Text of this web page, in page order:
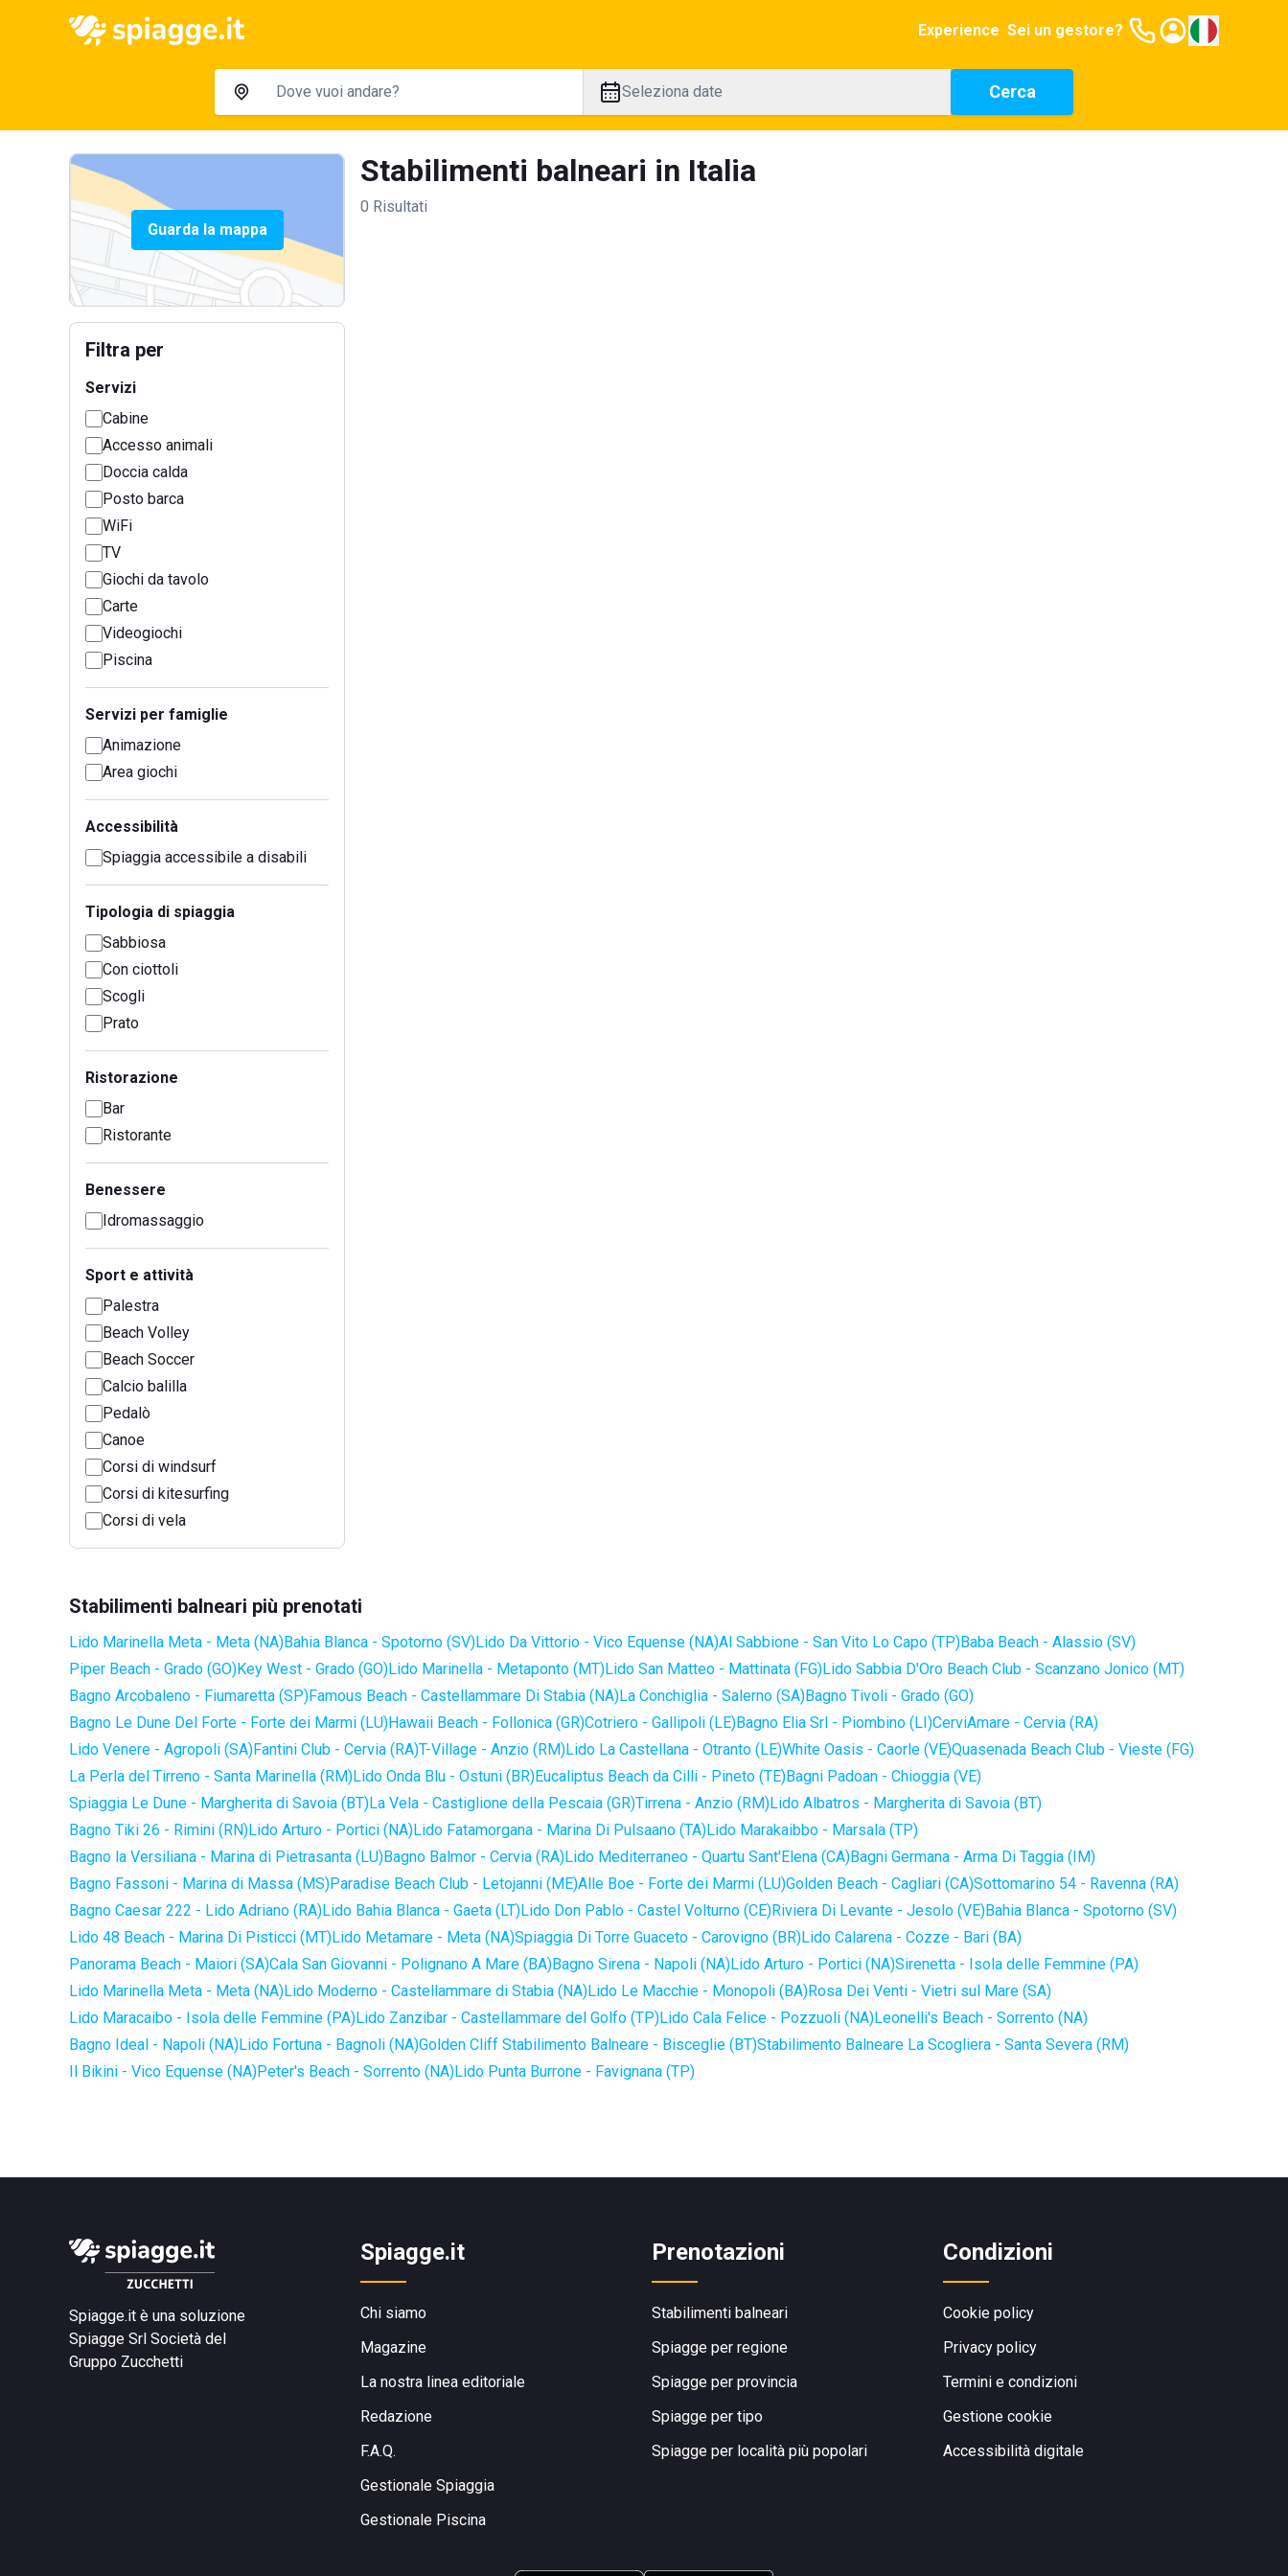
Experience Sei un gestore?
Seleziona date Cerca
Guarda la mappa
Filtra per
Servizi
Cabine
Accesso animali
Doccia calda
Posto barca
WiFi
TV
Giochi da tavolo
Carte
Videogiochi
Piscina
Servizi per famiglie
Animazione
Area giochi
Accessibilità
Spiaggia accessibile a disabili
Tipologia di spiaggia
Sabbiosa
Con ciottoli
Scogli
Prato
Ristorazione
Bar
Ristorante
Benessere
Idromassaggio
Sport e attività
Palestra
Beach Volley
Beach Soccer
Calcio balilla
Pedalò
Canoe
Corsi di windsurf
Corsi di kitesurfing
Corsi di vela
Stabilimenti balneari in Italia
0 Risultati
Stabilimenti balneari più prenotati
Lido Marinella Meta - Meta (NA)Bahia Blanca - Spotorno (SV)Lido Da Vittorio - Vico Equense (NA)Al Sabbione - San Vito Lo Capo (TP)Baba Beach - Alassio (SV)
Piper Beach - Grado (GO)Key West - Grado (GO)Lido Marinella - Metaponto (MT)Lido San Matteo - Mattinata (FG)Lido Sabbia D'Oro Beach Club - Scanzano Jonico (MT)
Bagno Arcobaleno - Fiumaretta (SP)Famous Beach - Castellammare Di Stabia (NA)La Conchiglia - Salerno (SA)Bagno Tivoli - Grado (GO)
Bagno Le Dune Del Forte - Forte dei Marmi (LU)Hawaii Beach - Follonica (GR)Cotriero - Gallipoli (LE)Bagno Elia Srl - Piombino (LI)CerviAmare - Cervia (RA)
Lido Venere - Agropoli (SA)Fantini Club - Cervia (RA)T-Village - Anzio (RM)Lido La Castellana - Otranto (LE)White Oasis - Caorle (VE)Quasenada Beach Club - Vieste (FG)
La Perla del Tirreno - Santa Marinella (RM)Lido Onda Blu - Ostuni (BR)Eucaliptus Beach da Cilli - Pineto (TE)Bagni Padoan - Chioggia (VE)
Spiaggia Le Dune - Margherita di Savoia (BT)La Vela - Castiglione della Pescaia (GR)Tirrena - Anzio (RM)Lido Albatros - Margherita di Savoia (BT)
Bagno Tiki 26 - Rimini (RN)Lido Arturo - Portici (NA)Lido Fatamorgana - Marina Di Pulsaano (TA)Lido Marakaibbo - Marsala (TP)
Bagno la Versiliana - Marina di Pietrasanta (LU)Bagno Balmor - Cervia (RA)Lido Mediterraneo - Quartu Sant'Elena (CA)Bagni Germana - Arma Di Taggia (IM)
Bagno Fassoni - Marina di Massa (MS)Paradise Beach Club - Letojanni (ME)Alle Boe - Forte dei Marmi (LU)Golden Beach - Cagliari (CA)Sottomarino 54 - Ravenna (RA)
Bagno Caesar 222 - Lido Adriano (RA)Lido Bahia Blanca - Gaeta (LT)Lido Don Pablo - Castel Volturno (CE)Riviera Di Levante - Jesolo (VE)Bahia Blanca - Spotorno (SV)
Lido 48 Beach - Marina Di Pisticci (MT)Lido Metamare - Meta (NA)Spiaggia Di Torre Guaceto - Carovigno (BR)Lido Calarena - Cozze - Bari (BA)
Panorama Beach - Maiori (SA)Cala San Giovanni - Polignano A Mare (BA)Bagno Sirena - Napoli (NA)Lido Arturo - Portici (NA)Sirenetta - Isola delle Femmine (PA)
Lido Marinella Meta - Meta (NA)Lido Moderno - Castellammare di Stabia (NA)Lido Le Macchie - Monopoli (BA)Rosa Dei Venti - Vietri sul Mare (SA)
Lido Maracaibo - Isola delle Femmine (PA)Lido Zanzibar - Castellammare del Golfo (TP)Lido Cala Felice - Pozzuoli (NA)Leonelli's Beach - Sorrento (NA)
Bagno Ideal - Napoli (NA)Lido Fortuna - Bagnoli (NA)Golden Cliff Stabilimento Balneare - Bisceglie (BT)Stabilimento Balneare La Scogliera - Santa Severa (RM)
Il Bikini - Vico Equense (NA)Peter's Beach - Sorrento (NA)Lido Punta Burrone - Favignana (TP)
Spiagge.it è una soluzione
Spiagge Srl Società del
Gruppo Zucchetti
Spiagge.it
Chi siamo
Magazine
La nostra linea editoriale
Redazione
F.A.Q.
Gestionale Spiaggia
Gestionale Piscina
Prenotazioni
Stabilimenti balneari
Spiagge per regione
Spiagge per provincia
Spiagge per tipo
Spiagge per località più popolari
Condizioni
Cookie policy
Privacy policy
Termini e condizioni
Gestione cookie
Accessibilità digitale